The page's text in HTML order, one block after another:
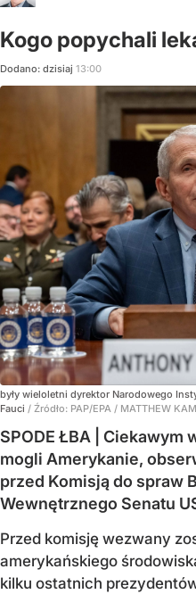
Kogo popychali
Dodano: dzisiaj 13:00
były wieloletni dyrektor Narodowego
Fauci / Źródło: PAP/EPA / MATTHEW
SPODE ŁBA |
mogli Amerykanie,
przed Komisją do spraw
Wewnętrznego Senatu
Przed komisję wezwany
amerykańskiego
kilku ostatnich